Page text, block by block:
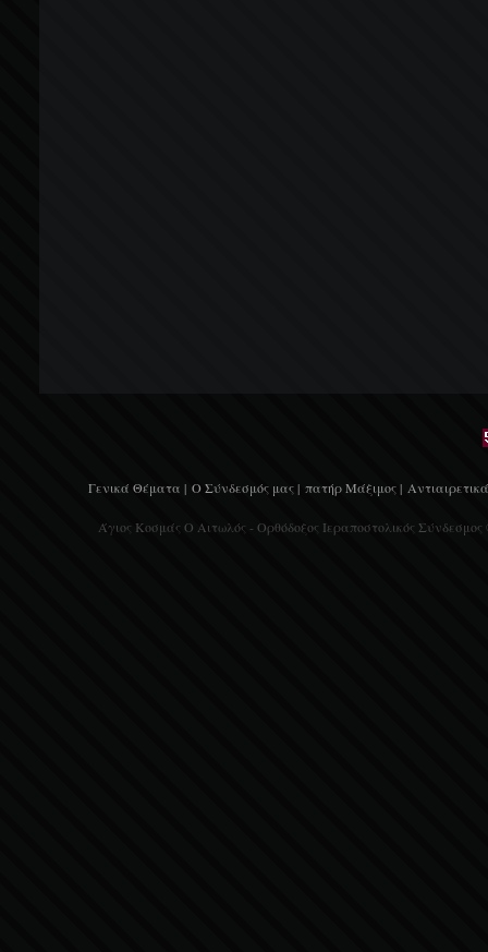
Γενικά Θέματα | Ο Σύνδεσμός μας | πατήρ Μάξιμος |
Άγιος Κοσμάς Ο Αιτωλός - Ορθόδοξος Ιεραποστολικός